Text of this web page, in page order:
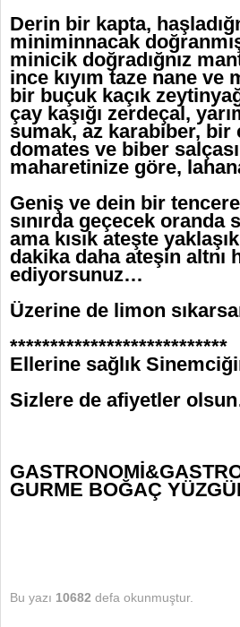
Derin bir kapta,
miniminnacak
minicik doğradığnız
ince kıyım taze nane ve
bir buçuk kaçık
çay kaşığı zerdeçal,
sumak, az karabiber, bir
domates ve biber
maharetinize göre,
Geniş ve dein bir
sınırda geçecek oranda
ama kısık ateşte
dakika daha ateşin altnı
ediyorsunuz…
Üzerine de limon
***************************
Ellerine sağlık
Sizlere de afiyetler
GURME BOĞAÇ
Bu yazı 10682 defa okunmuştur.